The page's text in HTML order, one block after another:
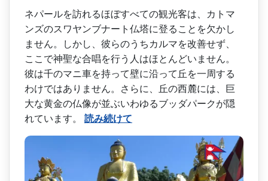
ネパールを訪れるほぼすべて­の観光客は、カトマ
ンズのスワヤンブナート仏塔に登­ることを欠かし
ません。しかし、彼らのうちカルマを­改善せず、
ここで神聖な合唱を行う人はほとんどいま­せん。
彼は千のマニ車を持って壁に沿って丘を一周す­る
わけではありません。さらに、丘の西麓には、巨
大­な黄金の仏像が並ぶいわゆるブッダパークが隠
れてい­ます。 読み続けて